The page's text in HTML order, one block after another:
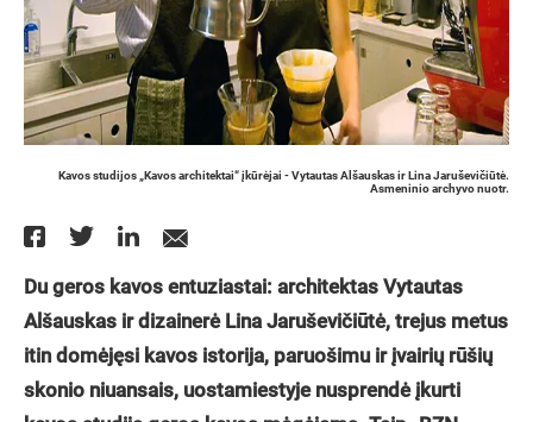
Kavos studijos „Kavos architektai“ įkūrėjai - Vytautas Alšauskas ir Lina Jaruševičiūtė.
Asmeninio archyvo nuotr.
Du geros kavos entuziastai: architektas Vytautas
Alšauskas ir dizainerė Lina Jaruševičiūtė, trejus metus
itin domėjęsi kavos istorija, paruošimu ir įvairių rūšių
skonio niuansais, uostamiestyje nusprendė įkurti